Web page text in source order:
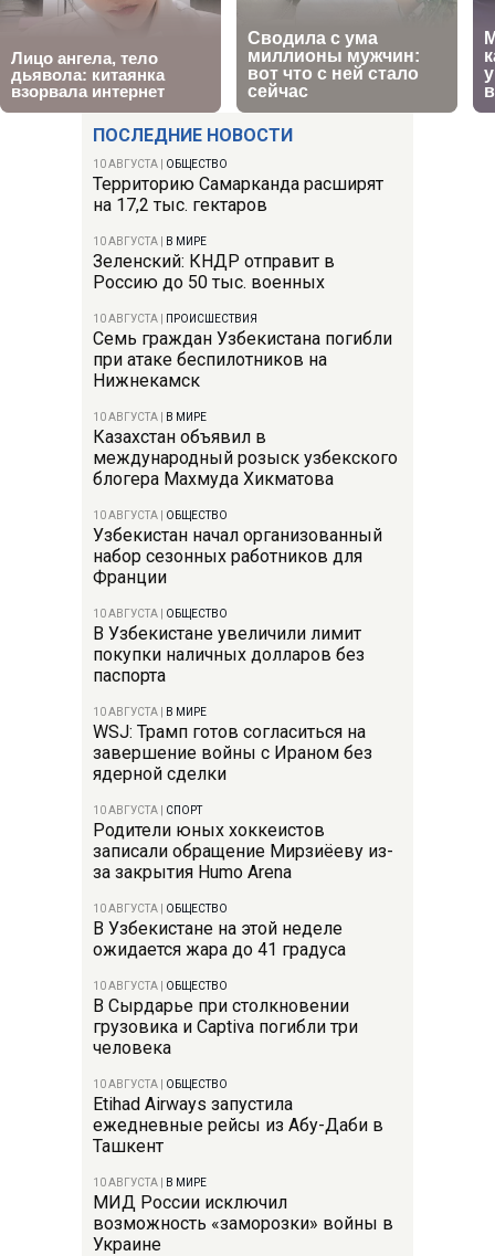
ПОСЛЕДНИЕ НОВОСТИ
10 АВГУСТА ОБЩЕСТВО
Территорию Самарканда расширят
на 17,2 тыс. гектаров
10 АВГУСТА В МИРЕ
Зеленский: КНДР отправит в
Россию до 50 тыс. военных
10 АВГУСТА ПРОИСШЕСТВИЯ
Семь граждан Узбекистана погибли
при атаке беспилотников на
Нижнекамск
10 АВГУСТА В МИРЕ
Казахстан объявил в
международный розыск узбекского
блогера Махмуда Хикматова
10 АВГУСТА ОБЩЕСТВО
Узбекистан начал организованный
набор сезонных работников для
Франции
10 АВГУСТА ОБЩЕСТВО
В Узбекистане увеличили лимит
покупки наличных долларов без
паспорта
10 АВГУСТА В МИРЕ
WSJ: Трамп готов согласиться на
завершение войны с Ираном без
ядерной сделки
10 АВГУСТА СПОРТ
Родители юных хоккеистов
записали обращение Мирзиёеву из-
за закрытия Humo Arena
10 АВГУСТА ОБЩЕСТВО
В Узбекистане на этой неделе
ожидается жара до 41 градуса
10 АВГУСТА ОБЩЕСТВО
В Сырдарье при столкновении
грузовика и Captiva погибли три
человека
10 АВГУСТА ОБЩЕСТВО
Etihad Airways запустила
ежедневные рейсы из Абу-Даби в
Ташкент
10 АВГУСТА В МИРЕ
МИД России исключил
возможность «заморозки» войны в
Украине